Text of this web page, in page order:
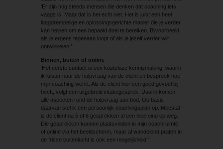
‘Er zijn nog steeds mensen die denken dat coaching iets
vaags is. Maar dat is het echt niet. Het is juist een heel
laagdrempelige en oplossingsgerichte manier die je verder
kan helpen om een bepaald doel te bereiken. Bijvoorbeeld
als je ergens tegenaan loopt of als je jezelf verder wilt
ontwikkelen.’
Binnen, buiten of online
‘Het eerste contact is een kosteloze kennismaking, waarin
ik luister naar de hulpvraag van de cliënt en bespreek hoe
mijn coaching werkt. Als de cliënt hier een goed gevoel bij
heeft, volgt een uitgebreid intakegesprek. Daarin komen
alle aspecten rond de hulpvraag aan bod. Op basis
daarvan stel ik een persoonlijk coachingsplan op. Meestal
is de cliënt na 5 of 6 gesprekken al een heel eind op weg.
Die gesprekken kunnen plaatsvinden in mijn coachruimte,
of online via het beeldscherm, maar al wandelend praten in
de frisse buitenlucht is ook een mogelijkheid.’